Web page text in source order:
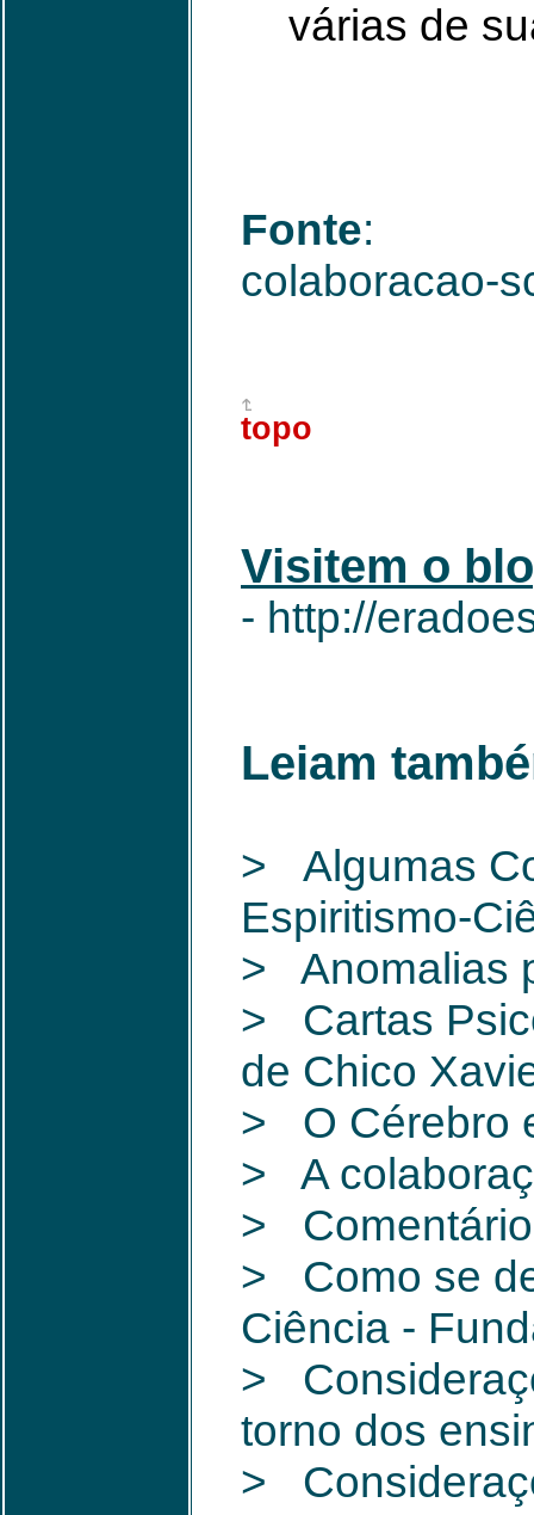
várias de
Fonte:
colaboracao-
topo
Visitem o
- http://
Leiam
> Algumas
Espiritismo-
> Anomalias
> Cartas
de Chico
> O Cérebro
> A
>
> Como se
Ciência -
>
torno dos
>